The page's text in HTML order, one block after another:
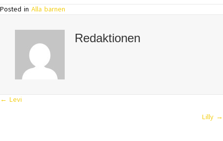
Posted in Alla barnen
Redaktionen
Posts
← Levi
Lilly →